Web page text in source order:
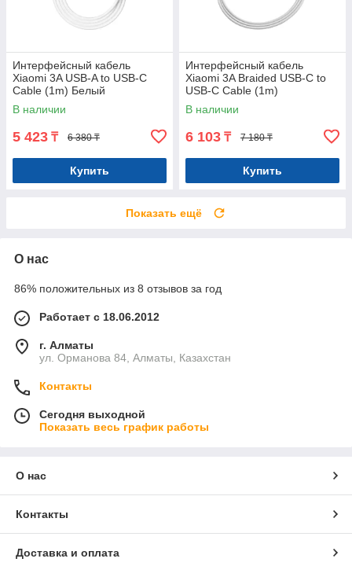
Интерфейсный кабель
Xiaomi 3A USB-A to USB-C
Cable (1m) Белый
В наличии
5 423 ₸ 6 380 ₸
Купить
Интерфейсный кабель
Xiaomi 3A Braided USB-C to
USB-C Cable (1m)
В наличии
6 103 ₸ 7 180 ₸
Купить
Показать ещё
О нас
86% положительных из 8 отзывов за год
Работает с 18.06.2012
г. Алматы
ул. Орманова 84, Алматы, Казахстан
Контакты
Сегодня выходной
Показать весь график работы
О нас
Контакты
Доставка и оплата